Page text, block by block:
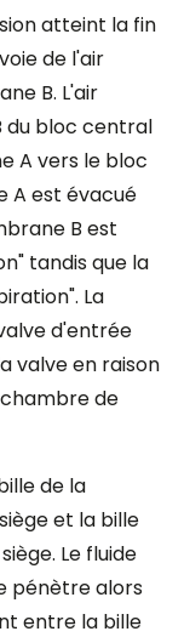
atteint la fin
de l'air
B. L'air
du bloc central
A vers le bloc
A est évacué
B est
tandis que la
La
d'entrée
valve en raison
de
de la
et la bille
Le fluide
pénètre alors
entre la bille